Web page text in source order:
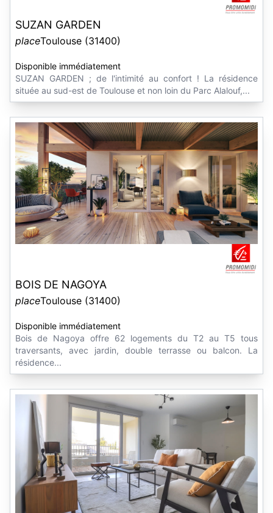
SUZAN GARDEN
placeToulouse (31400)
Disponible immédiatement
SUZAN GARDEN ; de l'intimité au confort ! La résidence
située au sud-est de Toulouse et non loin du Parc Alalouf,...
BOIS DE NAGOYA
placeToulouse (31400)
Disponible immédiatement
Bois de Nagoya offre 62 logements du T2 au T5 tous
traversants, avec jardin, double terrasse ou balcon. La
résidence...